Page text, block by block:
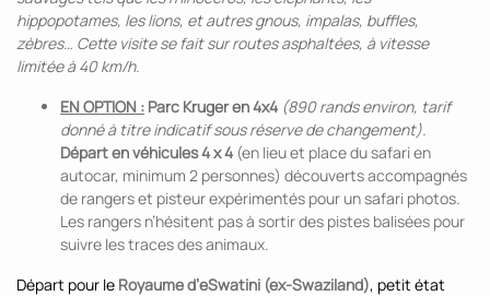
hippopotames, les lions, et autres gnous, impalas, buffles,
zèbres… Cette visite se fait sur routes asphaltées, à vitesse
limitée à 40 km/h.
EN OPTION : Parc Kruger en 4x4 (890 rands environ, tarif
donné à titre indicatif sous réserve de changement).
Départ en véhicules 4 x 4 (en lieu et place du safari en
autocar, minimum 2 personnes) découverts accompagnés
de rangers et pisteur expérimentés pour un safari photos.
Les rangers n’hésitent pas à sortir des pistes balisées pour
suivre les traces des animaux.
Départ pour le Royaume d’eSwatini (ex-Swaziland), petit état